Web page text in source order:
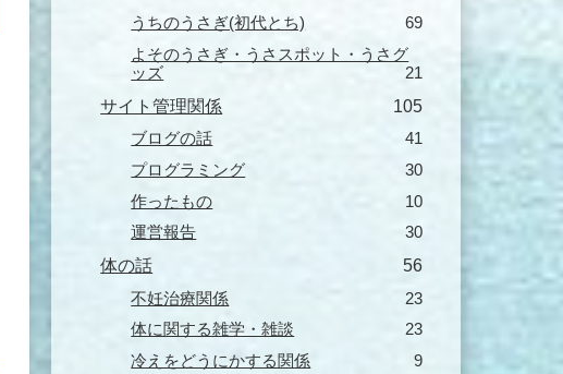
うちのうさぎ(初代とち)
69
よそのうさぎ・うさスポット・うさグ
ッズ
21
サイト管理関係 105
ブログの話
41
プログラミング
30
作ったもの
10
運営報告
30
体の話 56
不妊治療関係
23
体に関する雑学・雑談
23
冷えをどうにかする関係
9